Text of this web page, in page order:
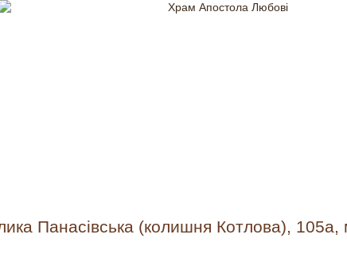
Панасівська (колишня Котлова), 105а,